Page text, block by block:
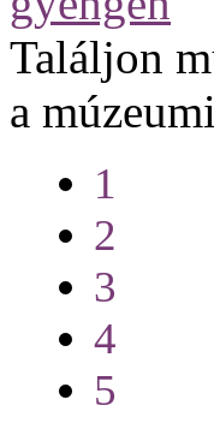
Találjon
a
1
2
3
4
5